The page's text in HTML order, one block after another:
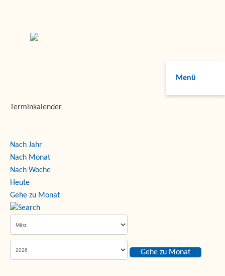
Menü
Terminkalender
Nach Jahr
Nach Monat
Nach Woche
Heute
Gehe zu Monat
Gehe zu Monat